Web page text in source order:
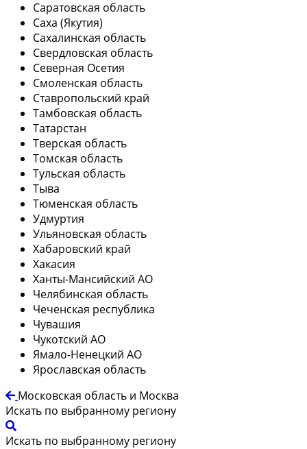
Саратовская область
Саха (Якутия)
Сахалинская область
Свердловская область
Северная Осетия
Смоленская область
Ставропольский край
Тамбовская область
Татарстан
Тверская область
Томская область
Тульская область
Тыва
Тюменская область
Удмуртия
Ульяновская область
Хабаровский край
Хакасия
Ханты-Мансийский АО
Челябинская область
Чеченская республика
Чувашия
Чукотский АО
Ямало-Ненецкий АО
Ярославская область
Московская область и Москва
Искать по выбранному региону
Искать по выбранному региону